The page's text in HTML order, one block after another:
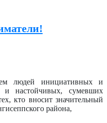
людей инициативных и
и настойчивых, сумевших
кто вносит значительный
района,